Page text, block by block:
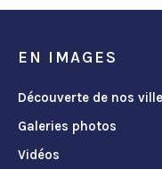
EN IMAGES
Découverte de nos
Galeries photos
Vidéos